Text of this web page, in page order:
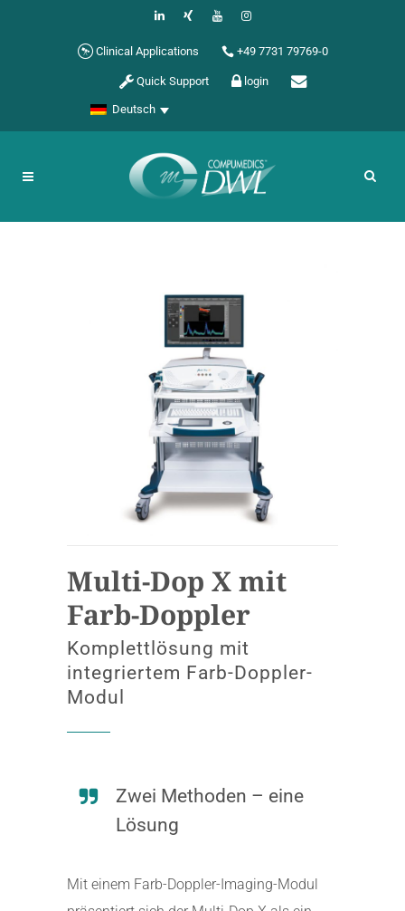
Clinical Applications +49 7731 79769-0
Quick Support login
Deutsch
Multi-Dop X mit
Farb-Doppler
Komplettlösung mit
integriertem Farb-Doppler-
Modul
Zwei Methoden – eine
Lösung
Mit einem Farb-Doppler-Imaging-Modul